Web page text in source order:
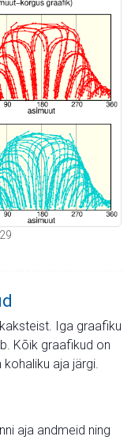
Iga graafiku
Kõik graafikud on
aja järgi.
aja andmeid ning